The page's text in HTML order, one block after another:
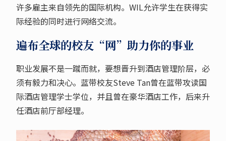
许多雇主来自领先的国际机构。WIL允许学生在获得实
际经验的同时进行网络交流。
遍布全球的校友“网”助力你的事业
职业发展不是一蹴而就，要想晋升到酒店管理阶层，必
须有毅力和决心。蓝带校友Steve Tan曾在蓝带攻读国
际酒店管理学士学位，并且曾在豪华酒店工作，后来升
任酒店前厅部经理。